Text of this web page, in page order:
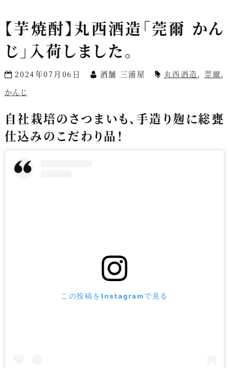
【芋焼酎】丸西酒造「莞爾 かん
じ」入荷しました。
2024年07月06日 酒舗 三浦屋 丸西酒造, 莞爾,
かんじ
自社栽培のさつまいも、手造り麹に総甕
仕込みのこだわり品！
この投稿をInstagramで見る